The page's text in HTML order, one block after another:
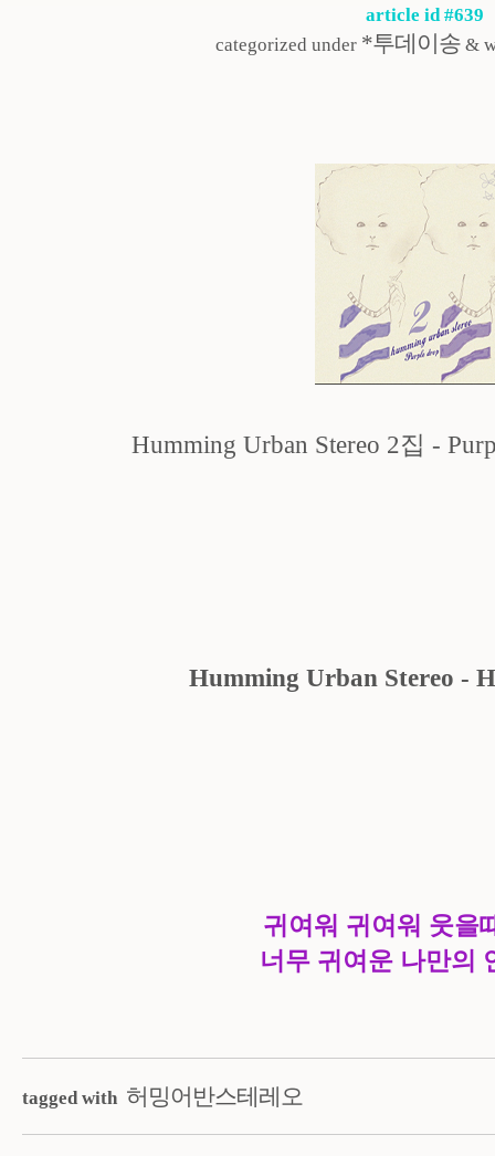
article id #639
categorized under *투데이송 &
Humming Urban Stereo 2집 -
Humming Urban Stereo -
귀여워 귀여워 웃을
너무 귀여운 나만의
tagged with 허밍어반스테레오